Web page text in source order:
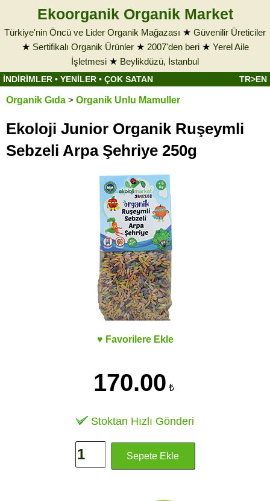
Ekoorganik Organik Market
Türkiye'nin Öncü ve Lider Organik Mağazası ★ Güvenilir Üreticiler
★ Sertifikalı Organik Ürünler★ 2007'den beri★ Yerel Aile
İşletmesi ★ Beylikdüzü, İstanbul
İNDİRİMLER • YENİLER • ÇOK SATAN TR>EN
Organik Gıda > Organik Unlu Mamuller
Ekoloji Junior Organik Ruşeymli
Sebzeli Arpa Şehriye 250g
♥ Favorilere Ekle
170.00 ₺
Stoktan Hızlı Gönderi